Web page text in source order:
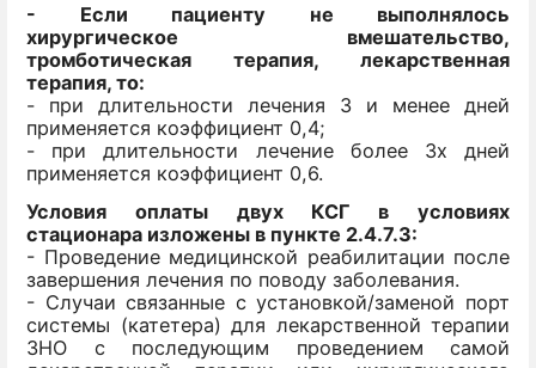
- Если пациенту не выполнялось
хирургическое вмешательство,
тромботическая терапия, лекарственная
терапия, то:
- при длительности лечения 3 и менее дней
применяется коэффициент 0,4;
- при длительности лечение более 3х дней
применяется коэффициент 0,6.
Условия оплаты двух КСГ в условиях
стационара изложены в пункте 2.4.7.3:
- Проведение медицинской реабилитации после
завершения лечения по поводу заболевания.
- Случаи связанные с установкой/заменой порт
системы (катетера) для лекарственной терапии
ЗНО с последующим проведением самой